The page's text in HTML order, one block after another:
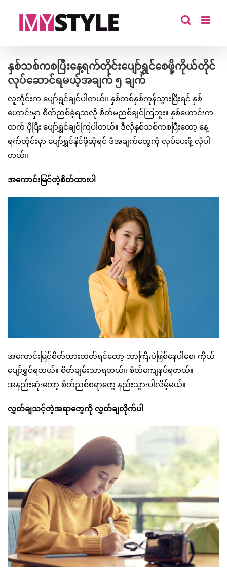
နှစ်သစ်ကစပြီးနေ့ရက်တိုင်းပျော်ရွှင်စေဖို့ကိုယ်တိုင်
လုပ်ဆောင်ရမယ့်အချက် ၅ ချက်
လူတိုင်းက ပျော်ရွှင်ချင်ပါတယ်။ နှစ်တစ်နှစ်ကုန်သွားပြီးရင် နှစ်
ဟောင်းမှာ စိတ်ညစ်ခဲ့ရသလို စိတ်မညစ်ချင်ကြဘူး။ နှစ်ဟောင်းက
ထက် ပိုပြီး ပျော်ရွှင်ချင်ကြပါတယ်။ ဒီလိုနှစ်သစ်ကစပြီးတော့ နေ့
ရက်တိုင်းမှာ ပျော်ရွှင်နိုင်ဖို့ဆိုရင် ဒီအချက်တွေကို လုပ်ပေးဖို့ လိုပါ
တယ်။
အကောင်းမြင်တဲ့စိတ်ထားပါ
အကောင်းမြင်စိတ်ထားတတ်ရင်တော့ ဘာကြီးပဲဖြစ်နေပါစေ၊ ကိုယ်
ပျော်ရွှင်ရတယ်။ စိတ်ချမ်းသာရတယ်။ စိတ်ကျေနပ်ရတယ်။
အနည်းဆုံးတော့ စိတ်ညစ်စရာတွေ နည်းသွားပါလိမ့်မယ်။
လွှတ်ချသင့်တဲ့အရာတွေကို လွှတ်ချလိုက်ပါ